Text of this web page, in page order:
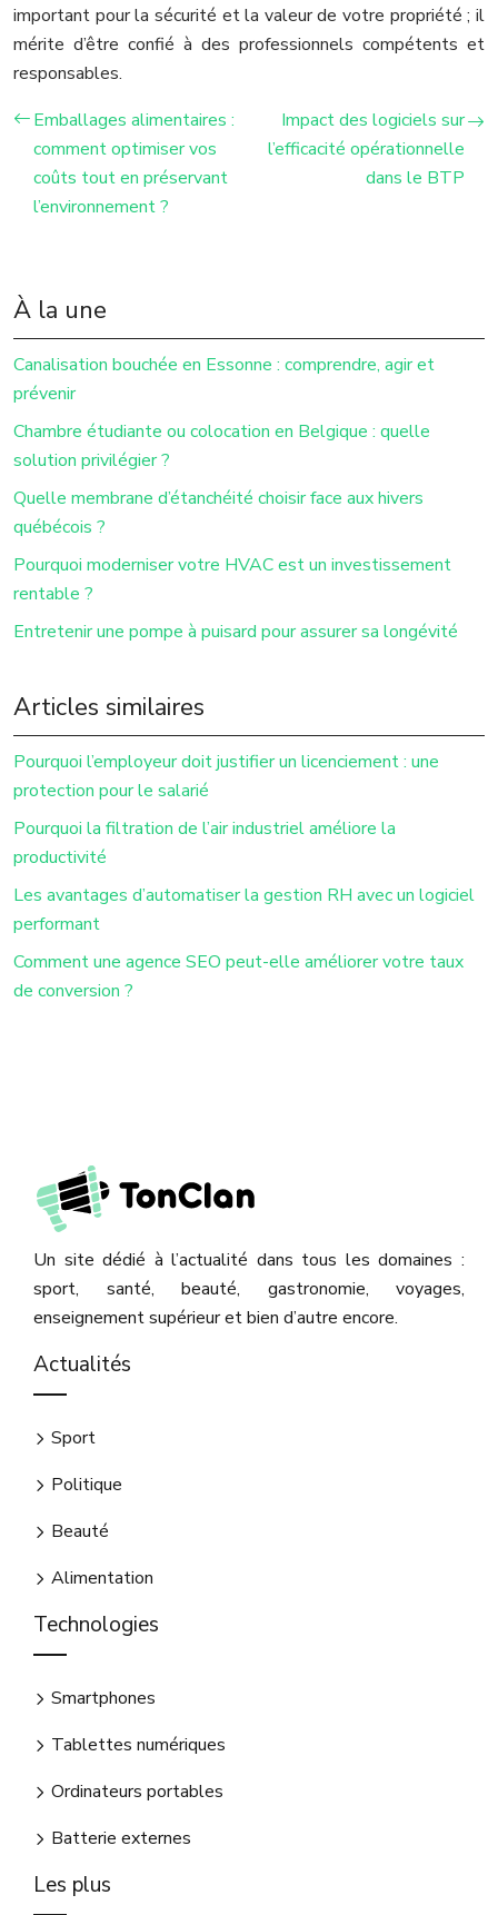
important pour la sécurité et la valeur de votre propriété ; il
mérite d’être confié à des professionnels compétents et
responsables.
Emballages alimentaires :
comment optimiser vos
coûts tout en préservant
l’environnement ?
Impact des logiciels sur
l’efficacité opérationnelle
dans le BTP
À la une
Canalisation bouchée en Essonne : comprendre, agir et
prévenir
Chambre étudiante ou colocation en Belgique : quelle
solution privilégier ?
Quelle membrane d’étanchéité choisir face aux hivers
québécois ?
Pourquoi moderniser votre HVAC est un investissement
rentable ?
Entretenir une pompe à puisard pour assurer sa longévité
Articles similaires
Pourquoi l’employeur doit justifier un licenciement : une
protection pour le salarié
Pourquoi la filtration de l’air industriel améliore la
productivité
Les avantages d’automatiser la gestion RH avec un logiciel
performant
Comment une agence SEO peut-elle améliorer votre taux
de conversion ?
Un site dédié à l’actualité dans tous les domaines :
sport, santé, beauté, gastronomie, voyages,
enseignement supérieur et bien d’autre encore.
Actualités
Sport
Politique
Beauté
Alimentation
Technologies
Smartphones
Tablettes numériques
Ordinateurs portables
Batterie externes
Les plus